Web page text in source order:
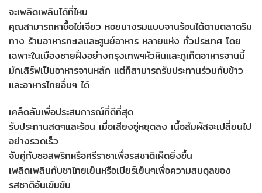
จะเพลิดเพลินได้ที่ไหน
คุณสามารถหาซื้อไข่เจียว หอยนางรมแบบจานร้อนได้ตามตลาดริม
ทาง ร้านอาหารทะเลและศูนย์อาหาร หลายแห่ง ทั่วประเทศ โดย
เฉพาะในเมืองชายฝั่งอย่างกรุงเทพฯหัวหินและภูเก็ตอาหารจานนี้
มักเสิร์ฟเป็นอาหารจานหลัก แต่ก็สามารถรับประทานร่วมกับข้าว
และอาหารไทยอื่นๆ ได้
เคล็ดลับเพื่อประสบการณ์ที่ดีที่สุด
รับประทานสดๆและร้อน เมื่อเสียงซู่หยุดลง เนื้อสัมผัสจะเปลี่ยนไป
อย่างรวดเร็ว
จับคู่กับซอสพริกหรือศรีราชาเพื่อรสชาติเผ็ดยิ่งขึ้น
เพลิดเพลินกับชาไทยเย็นหรือเบียร์เย็นๆเพื่อความสมดุลของ
รสชาติอันเข้มข้น